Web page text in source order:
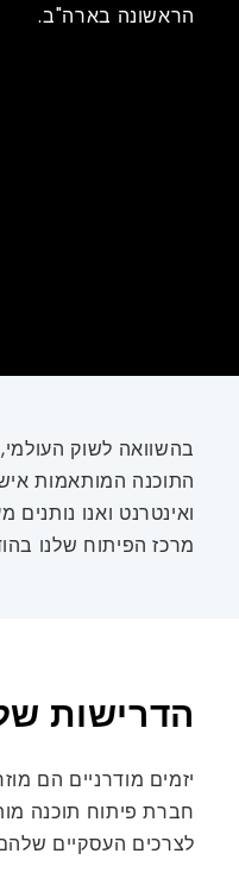
הראשונה בארה"ב.
התוכנה המותאמות
ואינטרנט ואנו
מרכז הפיתוח שלנו
הדרישות
לצרכים העסקיים